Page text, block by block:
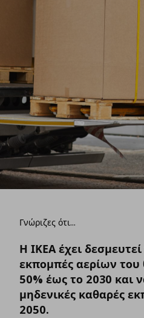
Γνώριζες ότι...
Η ΙΚΕΑ έχει
εκπομπές αερίων
50% έως το 2030 και
μηδενικές καθαρές
2050.